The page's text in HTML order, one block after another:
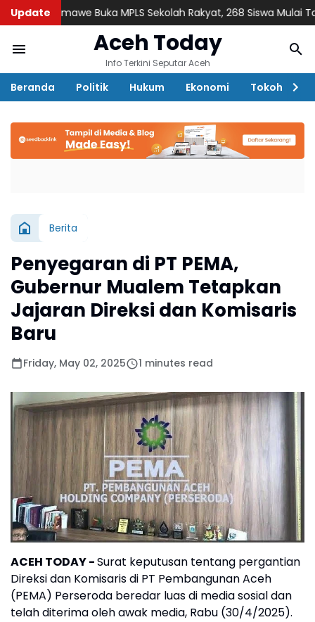
UpdateBuka MPLS Sekolah Rakyat, 268 Siswa Mulai Tahun
Aceh Today
Info Terkini Seputar Aceh
Beranda Politik Hukum Ekonomi Tokoh
Berita
Penyegaran di PT PEMA,
Gubernur Mualem Tetapkan
Jajaran Direksi dan Komisaris
Baru
Friday, May 02, 2025 1 minutes read
ACEH TODAY-Surat keputusan tentang pergantian
Direksi dan Komisaris di PT Pembangunan Aceh
(PEMA) Perseroda beredar luas di media sosial dan
telah diterima oleh awak media, Rabu (30/4/2025).